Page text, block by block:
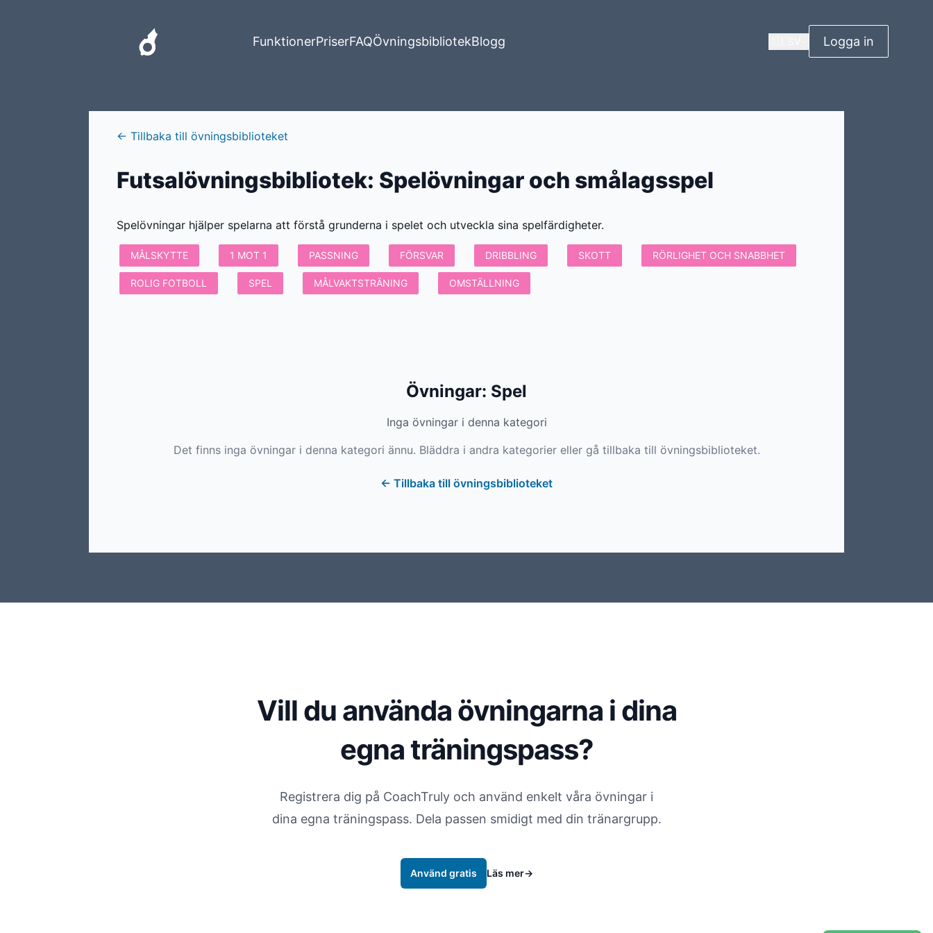
FunktionerPriserFAQÖvningsbibliotekBlogg Logga in
← Tillbaka till övningsbiblioteket
Futsalövningsbibliotek: Spelövningar och smålagsspel
Spelövningar hjälper spelarna att förstå grunderna i spelet och utveckla sina spelfärdigheter.
MÅLSKYTTE 1 MOT 1 PASSNING FÖRSVAR DRIBBLING SKOTT RÖRLIGHET OCH SNABBHET
ROLIG FOTBOLL SPEL MÅLVAKTSTRÄNING OMSTÄLLNING
Övningar: Spel
Inga övningar i denna kategori
Det finns inga övningar i denna kategori ännu. Bläddra i andra kategorier eller gå tillbaka till övningsbiblioteket.
← Tillbaka till övningsbiblioteket
Vill du använda övningarna i dina
egna träningspass?
Registrera dig på CoachTruly och använd enkelt våra övningar i
dina egna träningspass. Dela passen smidigt med din tränargrupp.
Använd gratis Läs mer→